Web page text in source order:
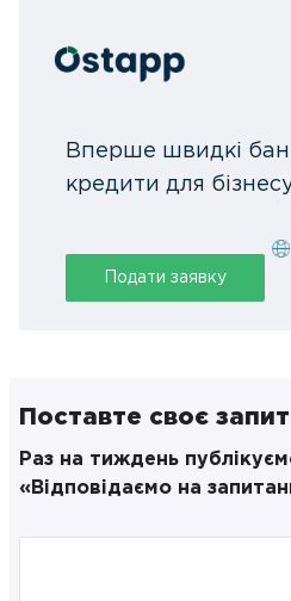
Вперше швидкі
кредити для
Подати заявку
Поставте своє
Раз на тиждень
«Відповідаємо на